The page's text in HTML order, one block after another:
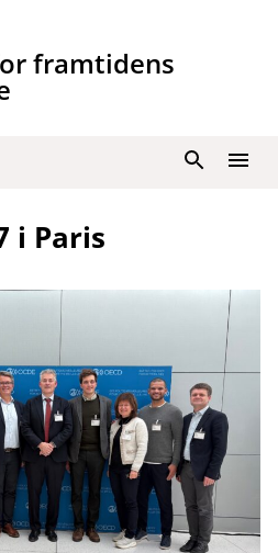
framtidens
Meny
Søk
i Paris